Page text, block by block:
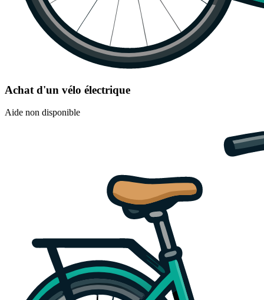
Achat d'un vélo électrique
Aide non disponible